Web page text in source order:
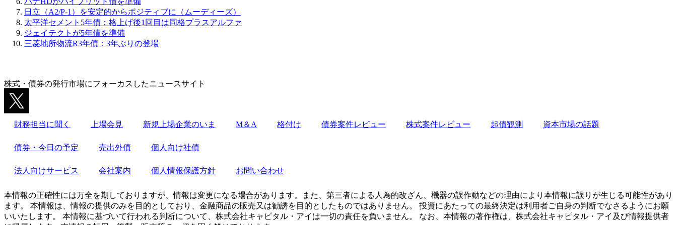
日立（A2/P-1）を安定的からポジティブに（ムーディーズ）
太平洋セメント5年債：格上げ後1回目は同格プラスアルファ
ジェイテクトが5年債を準備
三菱地所物流R3年債：3年ぶりの登場
株式・債券の発行市場にフォーカスしたニュースサイト
財務担当に聞く 上場会見 新規上場企業のいま M＆A 格付け 債券案件レビュー 株式案件レビュー 起債観測 資本市場の話題
債券・今日の予定 売出外債 個人向け社債
法人向けサービス 会社案内 個人情報保護方針 お問い合わせ
本情報の正確性には万全を期しておりますが、情報は変更になる場合があります。また、第三者による人為的改ざん、機器の誤作動などの理由により本情報に誤りが生じる可能性があり
ます。 本情報は、情報の提供のみを目的としており、金融商品の販売又は勧誘を目的としたものではありません。 投資にあたっての最終決定は利用者ご自身の判断でなさるようにお願
いいたします。 本情報に基づいて行われる判断について、株式会社キャピタル・アイは一切の責任を負いません。 なお、本情報の著作権は、株式会社キャピタル・アイ及び情報提供者